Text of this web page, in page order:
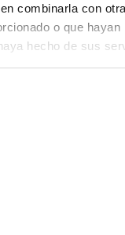
combinarla con
o que hayan
hecho de sus
Indicador rojo
categoría: